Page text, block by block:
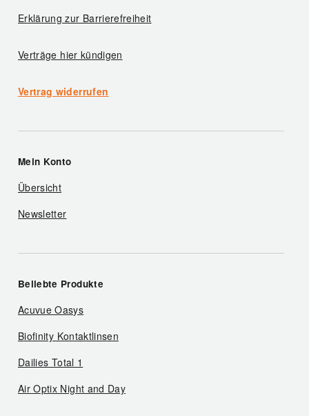
Erklärung zur Barrierefreiheit
Verträge hier kündigen
Vertrag widerrufen
Mein Konto
Übersicht
Newsletter
Beliebte Produkte
Acuvue Oasys
Biofinity Kontaktlinsen
Dailies Total 1
Air Optix Night and Day